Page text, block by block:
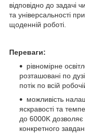
відповідно до задачі
та універсальності
щоденній роботі.
Переваги:
рівномірне
розташовані по
потік по всій
можливість
яскравості та
до 6000K
конкретного